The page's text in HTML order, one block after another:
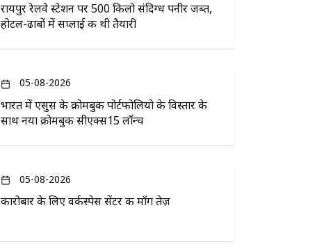
रायपुर रेलवे स्टेशन पर 500 किलो संदिग्ध पनीर जब्त,
होटल-ढाबों में सप्लाई की थी तैयारी
05-08-2026
भारत में एसुस के क्रोमबुक पोर्टफोलियो के विस्तार के
साथ नया क्रोमबुक सीएक्स15 लॉन्च
05-08-2026
कारोबार के लिए वर्कस्पेस सेंटर की माँग तेज़